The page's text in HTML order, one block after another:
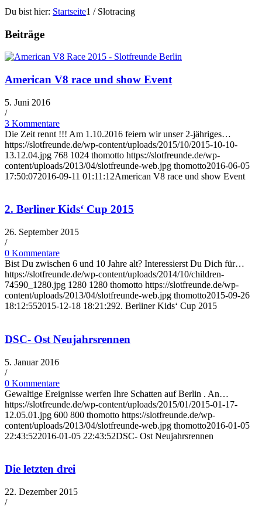
Du bist hier: Startseite1 / Slotracing
Beiträge
American V8 race und show Event
5. Juni 2016
/
3 Kommentare
Die Zeit rennt !!! Am 1.10.2016 feiern wir unser 2-jähriges…
https://slotfreunde.de/wp-content/uploads/2015/10/2015-10-10-
13.12.04.jpg 768 1024 thomotto https://slotfreunde.de/wp-
content/uploads/2013/04/slotfreunde-web.jpg thomotto2016-06-05
17:50:072016-09-11 01:11:12American V8 race und show Event
2. Berliner Kids‘ Cup 2015
26. September 2015
/
0 Kommentare
Bist Du zwischen 6 und 10 Jahre alt? Interessierst Du Dich für…
https://slotfreunde.de/wp-content/uploads/2014/10/children-
74590_1280.jpg 1280 1280 thomotto https://slotfreunde.de/wp-
content/uploads/2013/04/slotfreunde-web.jpg thomotto2015-09-26
18:12:552015-12-18 18:21:292. Berliner Kids‘ Cup 2015
DSC- Ost Neujahrsrennen
5. Januar 2016
/
0 Kommentare
Gewaltige Ereignisse werfen Ihre Schatten auf Berlin . An…
https://slotfreunde.de/wp-content/uploads/2015/01/2015-01-17-
12.05.01.jpg 600 800 thomotto https://slotfreunde.de/wp-
content/uploads/2013/04/slotfreunde-web.jpg thomotto2016-01-05
22:43:522016-01-05 22:43:52DSC- Ost Neujahrsrennen
Die letzten drei
22. Dezember 2015
/